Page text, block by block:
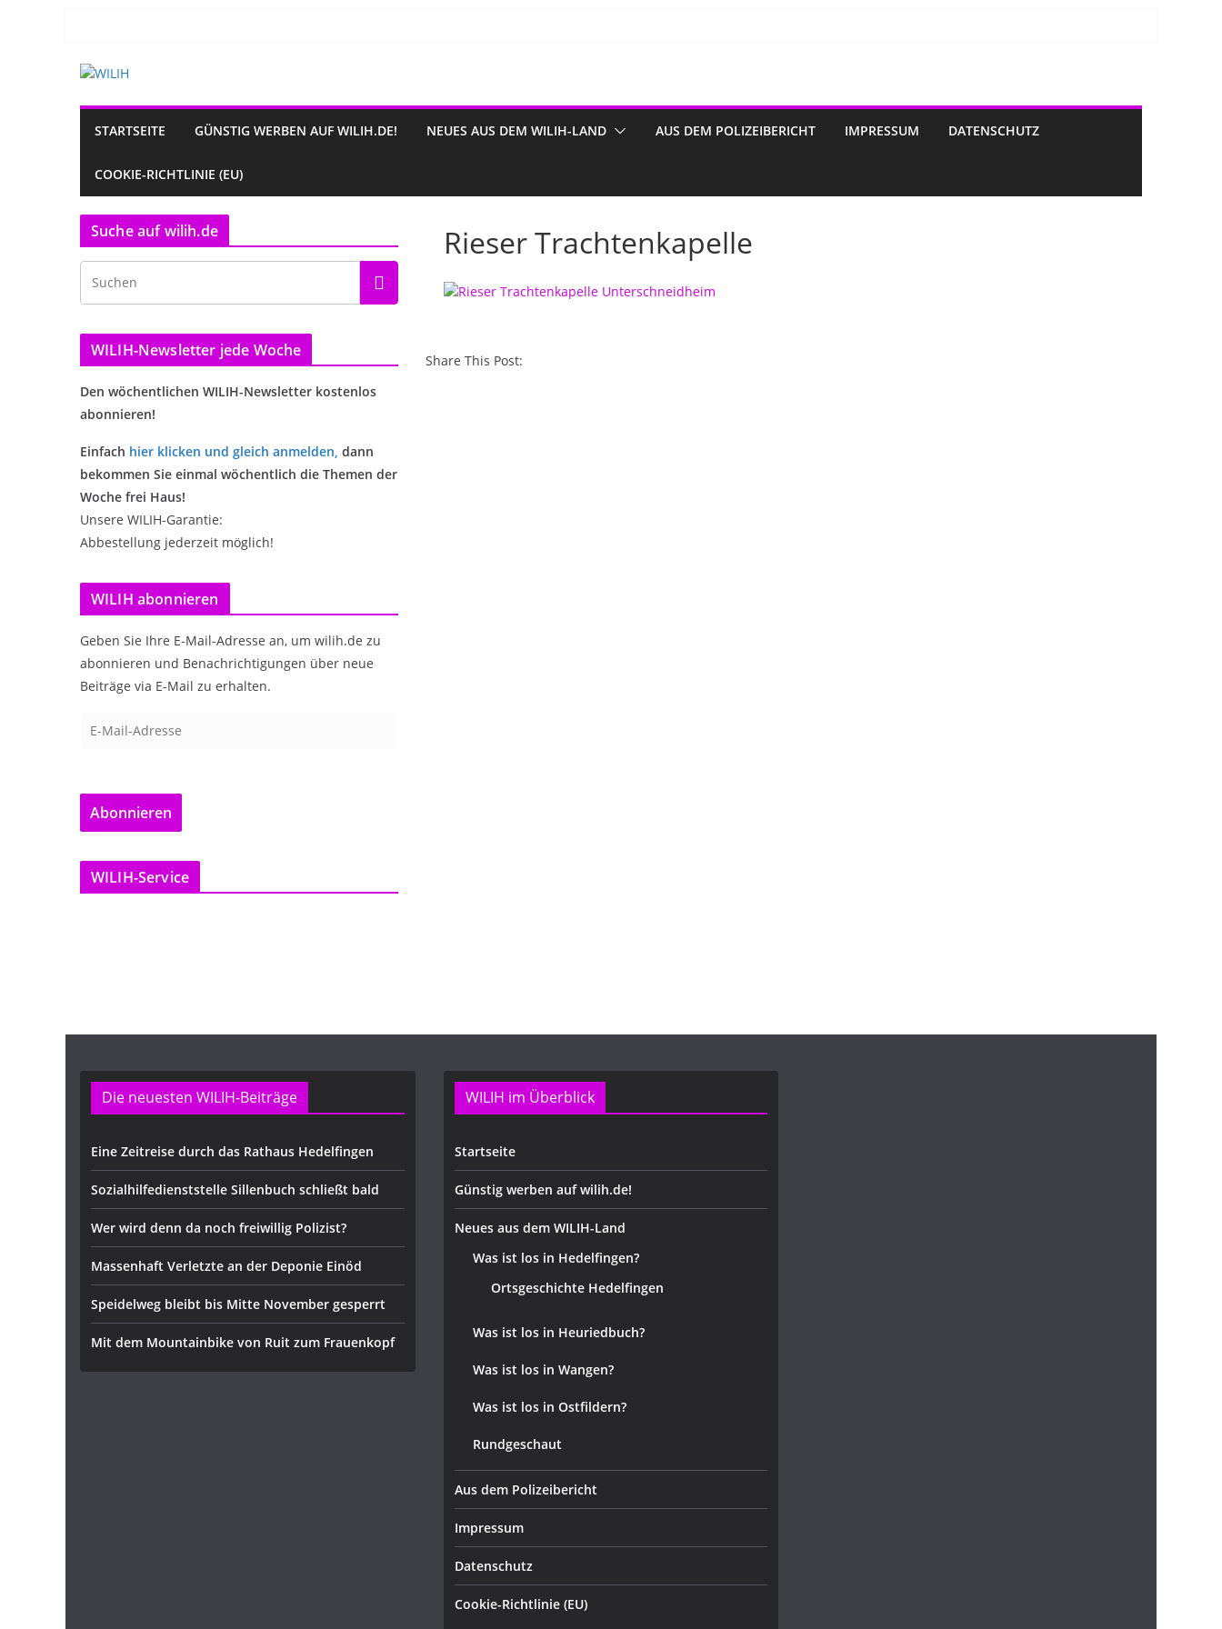
STARTSEITE GÜNSTIG WERBEN AUF WILIH.DE! NEUES AUS DEM WILIH-LAND AUS DEM POLIZEIBERICHT IMPRESSUM DATENSCHUTZ
COOKIE-RICHTLINIE (EU)
Rieser Trachtenkapelle
Share This Post:
Suche auf wilih.de
WILIH-Newsletter jede Woche
Den wöchentlichen WILIH-Newsletter kostenlos
abonnieren!
Einfach hier klicken und gleich anmelden, dann
bekommen Sie einmal wöchentlich die Themen der
Woche frei Haus!
Unsere WILIH-Garantie:
Abbestellung jederzeit möglich!
WILIH abonnieren
Geben Sie Ihre E-Mail-Adresse an, um wilih.de zu
abonnieren und Benachrichtigungen über neue
Beiträge via E-Mail zu erhalten.
a
l
-
Abonnieren
WILIH-Service
Die neuesten WILIH-Beiträge
Eine Zeitreise durch das Rathaus Hedelfingen
Sozialhilfedienststelle Sillenbuch schließt bald
Wer wird denn da noch freiwillig Polizist?
Massenhaft Verletzte an der Deponie Einöd
Speidelweg bleibt bis Mitte November gesperrt
Mit dem Mountainbike von Ruit zum Frauenkopf
WILIH im Überblick
Startseite
Günstig werben auf wilih.de!
Neues aus dem WILIH-Land
Was ist los in Hedelfingen?
Ortsgeschichte Hedelfingen
Was ist los in Heuriedbuch?
Was ist los in Wangen?
Was ist los in Ostfildern?
Rundgeschaut
Aus dem Polizeibericht
Impressum
Datenschutz
Cookie-Richtlinie (EU)